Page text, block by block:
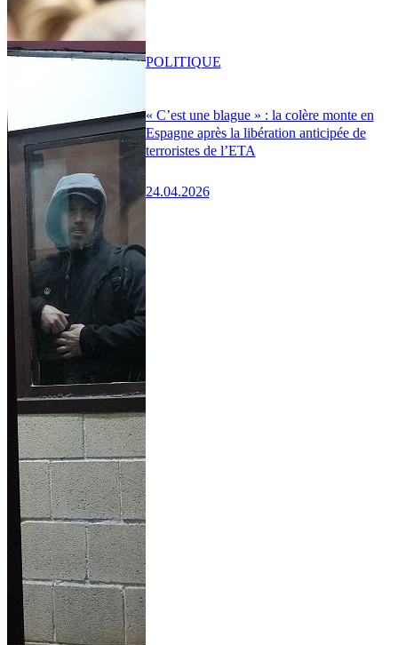
« C’est une blague » : la colère monte en
Espagne après la libération anticipée de
terroristes de l’ETA
24.04.2026
POLITIQUE